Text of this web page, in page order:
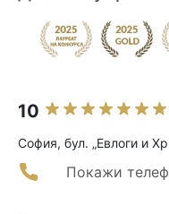
10
София, бул. „Евлоги и
Покажи